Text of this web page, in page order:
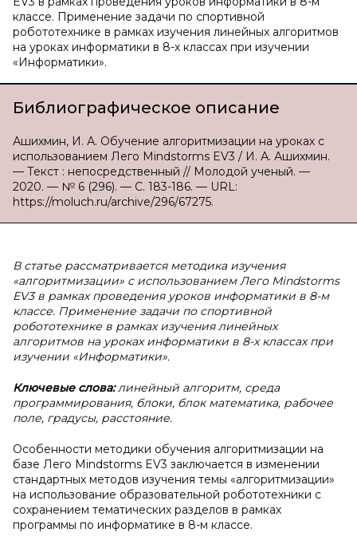
классе. Применение задачи по спортивной
робототехнике в рамках изучения линейных алгоритмов
на уроках информатики в 8-х классах при изучении
«Информатики».
Библиографическое описание
Ашихмин, И. А. Обучение алгоритмизации на уроках с
использованием Лего Mindstorms EV3 / И. А. Ашихмин.
— Текст : непосредственный // Молодой ученый. —
2020. — № 6 (296). — С. 183-186. — URL:
https://moluch.ru/archive/296/67275.
В статье рассматривается методика изучения
«алгоритмизации» с использованием Лего Mindstorms
EV3 в рамках проведения уроков информатики в 8-м
классе. Применение задачи по спортивной
робототехнике в рамках изучения линейных
алгоритмов на уроках информатики в 8-х классах при
изучении «Информатики».
Ключевые слова:линейный алгоритм, среда
программирования, блоки, блок математика, рабочее
поле, градусы, расстояние.
Особенности методики обучения алгоритмизации на
базе Лего Mindstorms EV3 заключается в изменении
стандартных методов изучения темы «алгоритмизации»
на использование образовательной робототехники с
сохранением тематических разделов в рамках
программы по информатике в 8-м классе.